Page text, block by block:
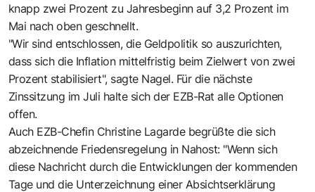
knapp zwei Prozent zu Jahresbeginn auf 3,2 Prozent im
Mai nach oben geschnellt.
"Wir sind entschlossen, die Geldpolitik so auszurichten,
dass sich die Inflation mittelfristig beim Zielwert von zwei
Prozent stabilisiert", sagte Nagel. Für die nächste
Zinssitzung im Juli halte sich der EZB-Rat alle Optionen
offen.
Auch EZB-Chefin Christine Lagarde begrüßte die sich
abzeichnende Friedensregelung in Nahost: "Wenn sich
diese Nachricht durch die Entwicklungen der kommenden
Tage und die Unterzeichnung einer Absichtserklärung